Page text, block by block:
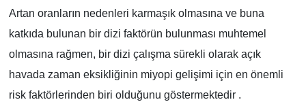
Artan oranların nedenleri karmaşık olmasına ve buna
katkıda bulunan bir dizi faktörün bulunması muhtemel
olmasına rağmen, bir dizi çalışma sürekli olarak açık
havada zaman eksikliğinin miyopi gelişimi için en önemli
risk faktörlerinden biri olduğunu göstermektedir .